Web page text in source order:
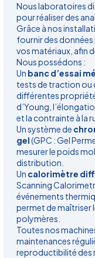
Nous laboratoires
pour réaliser des
Grâce à nos
fournir des données
vos matériaux, afin
Nous possédons :
Un banc d’essai
tests de traction ou
différentes
d’Young,
et la contrainte à la
Un système de
gel(GPC : Gel
mesurer le poids
distribution.
Un calorimètre
Scanning
événements
permet de maîtriser
polymères.
Toutes nos
maintenances
reproductibilité des